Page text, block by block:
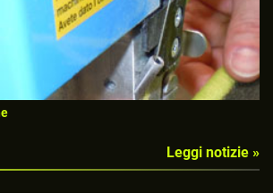
Leggi notizie »